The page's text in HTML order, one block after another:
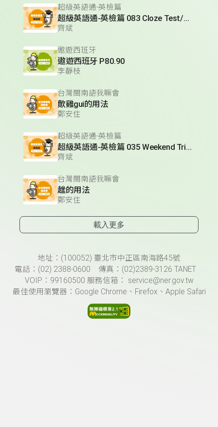
超級英語通-英檢篇
超級英語通-英檢篇 083 Cloze Test/段落填空-13
齊斌
遨遊西班牙
遨遊西班牙 P80.90
李靜枝
台灣閩南語我嘛會
歕雞gui的用法
鄭安住
超級英語通-英檢篇
超級英語通-英檢篇 035 Weekend Trip- 週末旅遊
齊斌
台灣閩南語我嘛會
趖的用法
鄭安住
載入更多
頁尾資訊地址：(100052) 臺北市中正區南海路45號
電話：(02) 2388-0600 傳真：(02)2389-3126 TANET
VOIP：99160500 服務信箱： service@ner.gov.tw
最佳使用瀏覽器：Google Chrome、Firefox、Apple Safari